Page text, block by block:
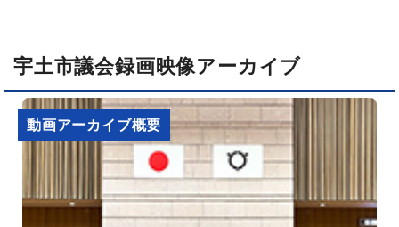
宇土市議会録画映像アーカイブ
動画アーカイブ概要